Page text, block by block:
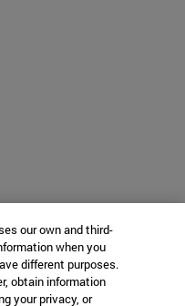
our own and third-
when you
different purposes.
obtain information
your privacy, or